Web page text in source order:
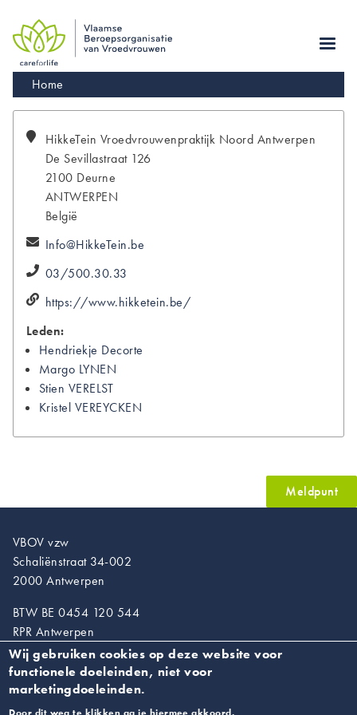
main
navigation
Kruimelpad
Home
HikkeTein Vroedvrouwenpraktijk Noord Antwerpen
De Sevillastraat 126
2100 Deurne
ANTWERPEN
België
Info@HikkeTein.be
03/500.30.33
https://www.hikketein.be/
Leden:
Hendriekje Decorte
Margo LYNEN
Stien VERELST
Kristel VEREYCKEN
Meldpunt
VBOV vzw
Schaliënstraat 34-002
2000 Antwerpen
BTW BE 0454 120 544
RPR Antwerpen
T. 03/218.89.67
info@vroedvrouwen.be
Wij gebruiken cookies op deze website voor
functionele doeleinden, niet voor
marketingdoeleinden.